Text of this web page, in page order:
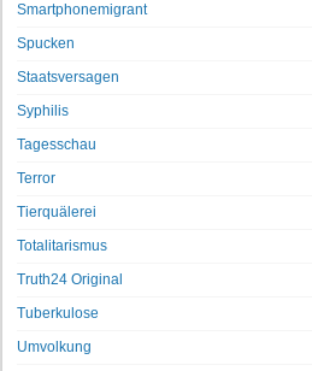
Smartphonemigrant
Spucken
Staatsversagen
Syphilis
Tagesschau
Terror
Tierquälerei
Totalitarismus
Truth24 Original
Tuberkulose
Umvolkung